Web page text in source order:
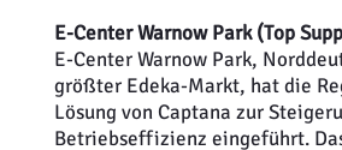
E-Center Warnow Park (Top
E-Center Warnow Park,
größter Edeka-Markt, hat die
Lösung von Captana zur
Betriebseffizienz eingeführt.